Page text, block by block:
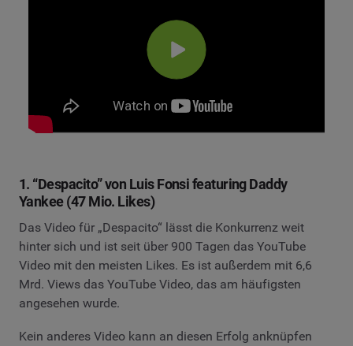
1. “Despacito” von Luis Fonsi featuring Daddy
Yankee (47 Mio. Likes)
Das Video für „Despacito“ lässt die Konkurrenz weit
hinter sich und ist seit über 900 Tagen das YouTube
Video mit den meisten Likes. Es ist außerdem mit 6,6
Mrd. Views das YouTube Video, das am häufigsten
angesehen wurde.
Kein anderes Video kann an diesen Erfolg anknüpfen